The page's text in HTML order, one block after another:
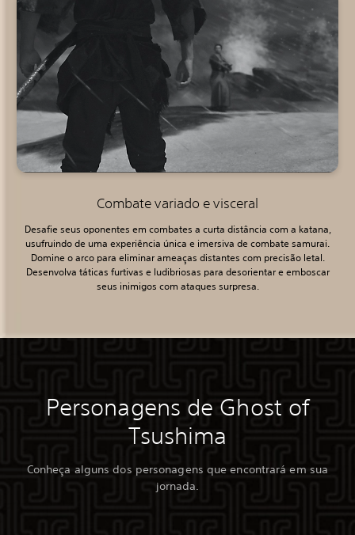
Combate variado e visceral
Desafie seus oponentes em combates a curta distância com a katana,
usufruindo de uma experiência única e imersiva de combate samurai.
Domine o arco para eliminar ameaças distantes com precisão letal.
Desenvolva táticas furtivas e ludibriosas para desorientar e emboscar
seus inimigos com ataques surpresa.
Personagens de Ghost of
Tsushima
Conheça alguns dos personagens que encontrará em sua
jornada.